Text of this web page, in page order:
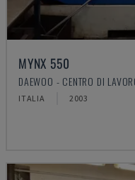
MYNX 550
DAEWOO - CENTRO DI
ITALIA 2003